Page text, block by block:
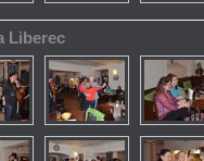
Liberec